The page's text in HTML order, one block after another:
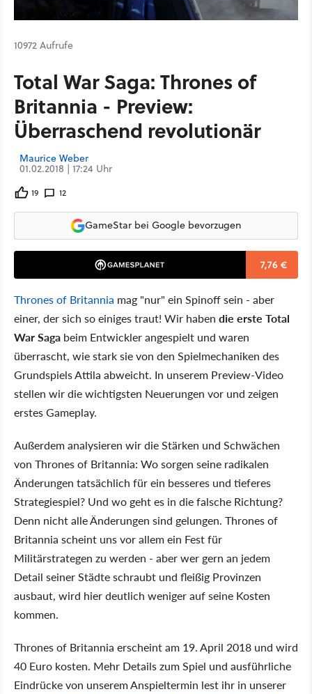
10972 Aufrufe
Total War Saga: Thrones of
Britannia - Preview:
Überraschend revolutionär
Maurice Weber
01.02.2018 | 17:24 Uhr
19 12
GameStar bei Google bevorzugen
7,76 €
Thrones of Britannia mag "nur" ein Spinoff sein - aber
einer, der sich so einiges traut! Wir haben die erste Total
War Saga beim Entwickler angespielt und waren
überrascht, wie stark sie von den Spielmechaniken des
Grundspiels Attila abweicht. In unserem Preview-Video
stellen wir die wichtigsten Neuerungen vor und zeigen
erstes Gameplay.
Außerdem analysieren wir die Stärken und Schwächen
von Thrones of Britannia: Wo sorgen seine radikalen
Änderungen tatsächlich für ein besseres und tieferes
Strategiespiel? Und wo geht es in die falsche Richtung?
Denn nicht alle Änderungen sind gelungen. Thrones of
Britannia scheint uns vor allem ein Fest für
Militärstrategen zu werden - aber wer gern an jedem
Detail seiner Städte schraubt und fleißig Provinzen
ausbaut, wird hier deutlich weniger auf seine Kosten
kommen.
Thrones of Britannia erscheint am 19. April 2018 und wird
40 Euro kosten. Mehr Details zum Spiel und ausführliche
Eindrücke von unserem Anspieltermin lest ihr in unserer